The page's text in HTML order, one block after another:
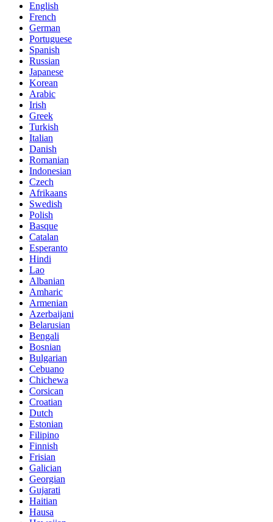
English
French
German
Portuguese
Spanish
Russian
Japanese
Korean
Arabic
Irish
Greek
Turkish
Italian
Danish
Romanian
Indonesian
Czech
Afrikaans
Swedish
Polish
Basque
Catalan
Esperanto
Hindi
Lao
Albanian
Amharic
Armenian
Azerbaijani
Belarusian
Bengali
Bosnian
Bulgarian
Cebuano
Chichewa
Corsican
Croatian
Dutch
Estonian
Filipino
Finnish
Frisian
Galician
Georgian
Gujarati
Haitian
Hausa